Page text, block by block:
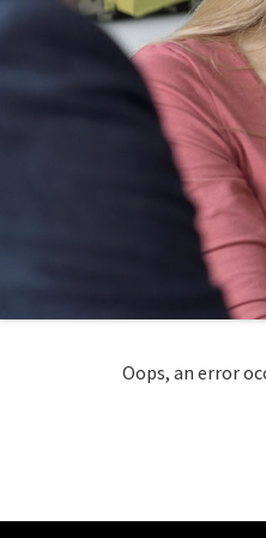
Oops, an error